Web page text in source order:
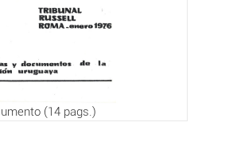
(14 pags.)